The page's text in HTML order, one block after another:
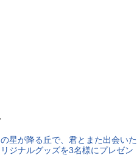
星が降る丘で、君とまた出会いた
ジナルグッズを3名様にプレゼン